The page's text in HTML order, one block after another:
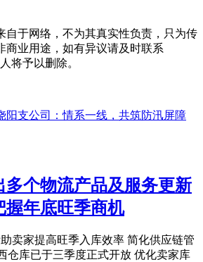
自于网络，不为其真实性负责，只为传
商业用途，如有异议请及时联系
将予以删除。
阳支公司：情系一线，共筑防汛屏障
多个物流产品及服务更新
握年底旺季商机
卖家提高旺季入库效率 简化供应链管
仓库已于三季度正式开放 优化卖家库